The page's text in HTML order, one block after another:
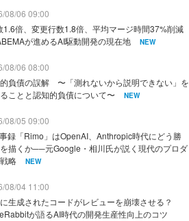
08/06 09:00
1.6倍、変更行数1.8倍、平均マージ時間37%削減
が進めるAI駆動開発の現在地
NEW
08/06 08:00
負債の誤解 〜「測れないから説明できない」を
ことと認知的負債について〜
NEW
08/05 09:00
録「Rimo」はOpenAI、Anthropic時代にどう勝
描くか──元Google・相川氏が説く現代のプロダ
略
NEW
08/04 11:00
生成されたコードがレビューを崩壊させる？
が語るAI時代の開発生産性向上のコツ